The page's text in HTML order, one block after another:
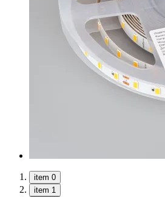
item 0
item 1